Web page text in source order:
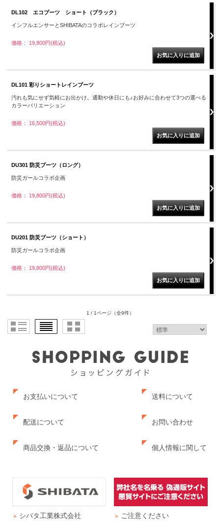
DL102 エコブーツ ショート（ブラック）
インフルエンサーとSHIBATAのコラボレインブーツ
価格： 19,800円(税込)
DL101 彩りショートレインブーツ
汚れも気にせず気軽にお出かけ。通勤や休日にも♪お好みに合わせて3つの選べる
カラーバリエーション
価格： 16,500円(税込)
DU301 防災ブーツ（ロング）
防災ガールコラボ企画
価格： 19,800円(税込)
DU201 防災ブーツ（ショート）
防災ガールコラボ企画
価格： 19,800円(税込)
1 / 1ページ （全9件）
お支払いについて
配送について
商品交換・返品について
送料について
お問い合わせ
個人情報に関して
シバタ工業株式会社 ご注意ください